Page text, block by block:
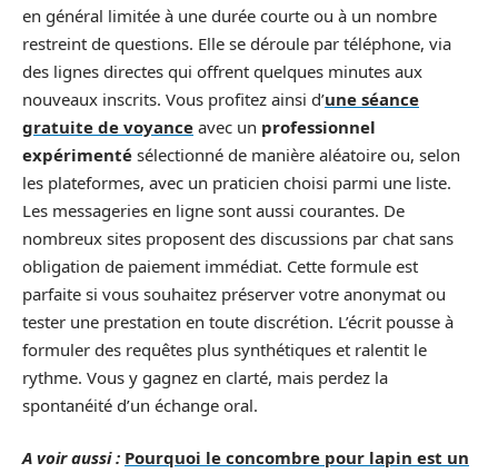
en général limitée à une durée courte ou à un nombre
restreint de questions. Elle se déroule par téléphone, via
des lignes directes qui offrent quelques minutes aux
nouveaux inscrits. Vous profitez ainsi d’une séance
gratuite de voyance avec un professionnel
expérimenté sélectionné de manière aléatoire ou, selon
les plateformes, avec un praticien choisi parmi une liste.
Les messageries en ligne sont aussi courantes. De
nombreux sites proposent des discussions par chat sans
obligation de paiement immédiat. Cette formule est
parfaite si vous souhaitez préserver votre anonymat ou
tester une prestation en toute discrétion. L’écrit pousse à
formuler des requêtes plus synthétiques et ralentit le
rythme. Vous y gagnez en clarté, mais perdez la
spontanéité d’un échange oral.
A voir aussi : Pourquoi le concombre pour lapin est un